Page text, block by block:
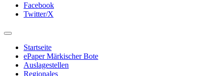
Facebook
Twitter/X
Startseite
ePaper Märkischer Bote
Auslagestellen
Regionales